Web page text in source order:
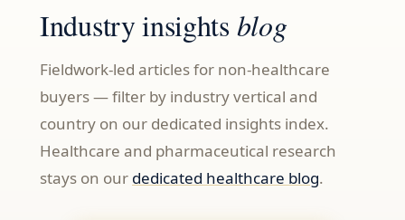
Industry insights blog
Fieldwork-led articles for non-healthcare
buyers — filter by industry vertical and
country on our dedicated insights index.
Healthcare and pharmaceutical research
stays on our dedicated healthcare blog.